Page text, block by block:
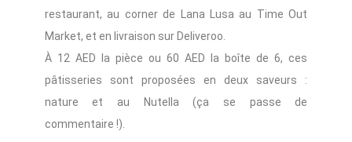
restaurant, au corner de Lana Lusa au Time Out
Market, et en livraison sur Deliveroo.
À 12 AED la pièce ou 60 AED la boîte de 6, ces
pâtisseries sont proposées en deux saveurs :
nature et au Nutella (ça se passe de
commentaire !).